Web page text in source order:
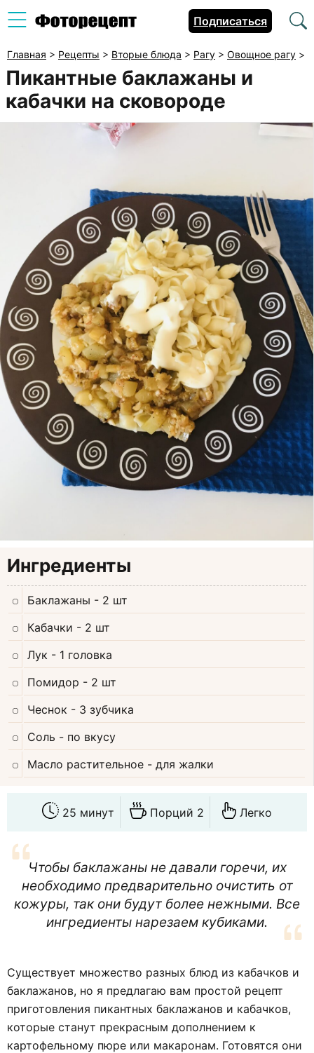
Подписаться
Главная > Рецепты > Вторые блюда > Рагу > Овощное рагу >
Пикантные баклажаны и
кабачки на сковороде
Ингредиенты
Баклажаны - 2 шт
Кабачки - 2 шт
Лук - 1 головка
Помидор - 2 шт
Чеснок - 3 зубчика
Соль - по вкусу
Масло растительное - для жалки
25 минут Порций 2 Легко
Чтобы баклажаны не давали горечи, их
необходимо предварительно очистить от
кожуры, так они будут более нежными. Все
ингредиенты нарезаем кубиками.
Существует множество разных блюд из кабачков и
баклажанов, но я предлагаю вам простой рецепт
приготовления пикантных баклажанов и кабачков,
которые станут прекрасным дополнением к
картофельному пюре или макаронам. Готовятся они